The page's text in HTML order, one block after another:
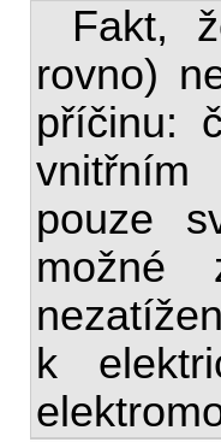
Fakt,
rovno)
příčinu:
vnitřním
pouze
možné
k